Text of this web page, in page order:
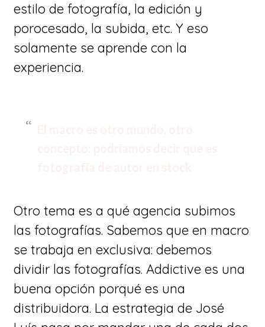
estilo de fotografía, la edición y
porocesado, la subida, etc. Y eso
solamente se aprende con la
experiencia.
​Otro tema es a qué agencia subimos
las fotografías. Sabemos que en macro
se trabaja en exclusiva: debemos
dividir las fotografías. Addictive es una
buena opción porqué es una
distribuidora. La estrategia de José